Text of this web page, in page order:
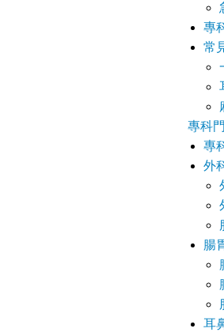
專
常
專科
專
外
腸
耳